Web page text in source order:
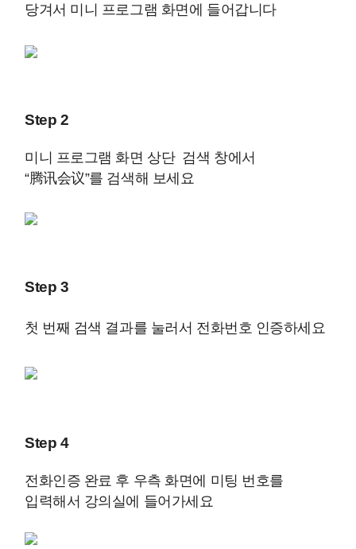
당겨서 미니 프로그램 화면에 들어갑니다
Step 2
미니 프로그램 화면 상단 검색 창에서
“腾讯会议”를 검색해 보세요
Step 3
첫 번째 검색 결과를 눌러서 전화번호 인증하세요
Step 4
전화인증 완료 후 우측 화면에 미팅 번호를
입력해서 강의실에 들어가세요